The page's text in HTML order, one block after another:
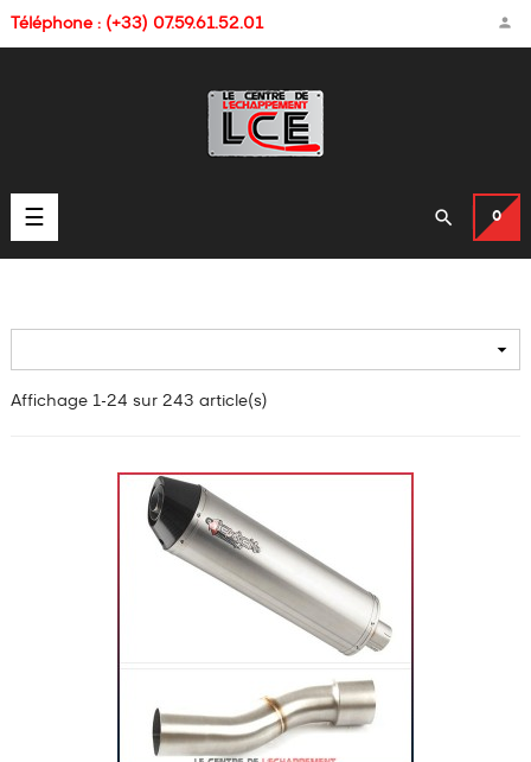
Téléphone : (+33) 07.59.61.52.01 
Basculer
navigation
☰ 0


Affichage 1-24 sur 243 article(s)